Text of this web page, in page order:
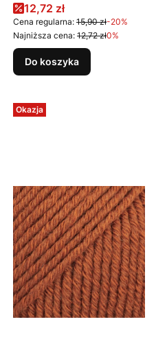
Cena promocyjna
12,72 zł
Cena regularna: 15,90 zł-20%
Najniższa cena: 12,72 zł0%
Do koszyka
Okazja